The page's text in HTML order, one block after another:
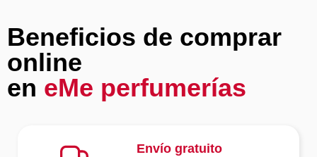
Beneficios de comprar
online
en eMe perfumerías
Envío gratuito